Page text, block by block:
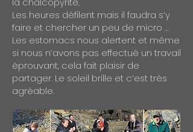
Les heures défilent mais il faudra s’y
faire et chercher un peu de micro …
Les estomacs nous alertent et même
si nous n’avons pas effectué un travail
éprouvant, cela fait plaisir de
partager. Le soleil brille et c’est très
agréable.